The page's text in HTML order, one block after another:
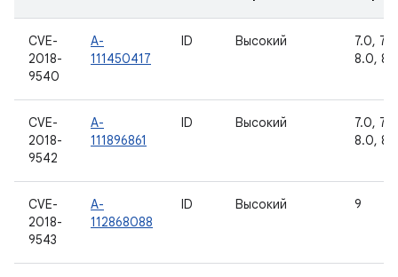
CVE-
2018-
9540
A-
111450417
ID Высокий
7.0,
8.0,
CVE-
2018-
9542
A-
111896861
ID Высокий
7.0,
8.0,
CVE-
2018-
9543
A-
112868088
ID Высокий 9